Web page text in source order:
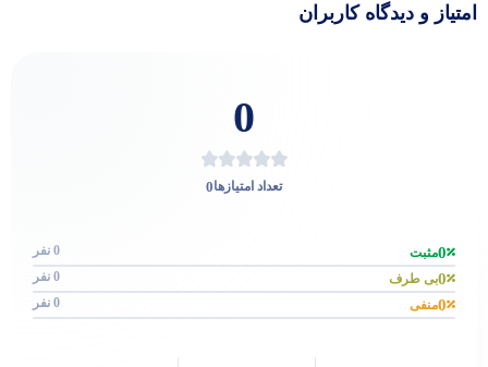
امتیاز و دیدگاه کاربران
0
تعداد امتیازها0
0مثبت 0 نفر
0بی طرف 0 نفر
0منفی 0 نفر